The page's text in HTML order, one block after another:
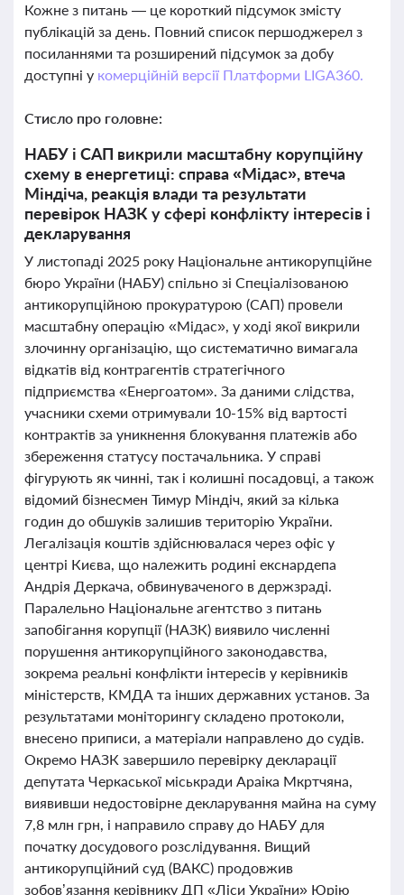
Кожне з питань — це короткий підсумок змісту
публікацій за день. Повний список першоджерел з
посиланнями та розширений підсумок за добу
доступні у комерційній версії Платформи LIGA360.
Стисло про головне:
НАБУ і САП викрили масштабну корупційну
схему в енергетиці: справа «Мідас», втеча
Міндіча, реакція влади та результати
перевірок НАЗК у сфері конфлікту інтересів і
декларування
У листопаді 2025 року Національне антикорупційне
бюро України (НАБУ) спільно зі Спеціалізованою
антикорупційною прокуратурою (САП) провели
масштабну операцію «Мідас», у ході якої викрили
злочинну організацію, що систематично вимагала
відкатів від контрагентів стратегічного
підприємства «Енергоатом». За даними слідства,
учасники схеми отримували 10-15% від вартості
контрактів за уникнення блокування платежів або
збереження статусу постачальника. У справі
фігурують як чинні, так і колишні посадовці, а також
відомий бізнесмен Тимур Міндіч, який за кілька
годин до обшуків залишив територію України.
Легалізація коштів здійснювалася через офіс у
центрі Києва, що належить родині екснардепа
Андрія Деркача, обвинуваченого в держзраді.
Паралельно Національне агентство з питань
запобігання корупції (НАЗК) виявило численні
порушення антикорупційного законодавства,
зокрема реальні конфлікти інтересів у керівників
міністерств, КМДА та інших державних установ. За
результатами моніторингу складено протоколи,
внесено приписи, а матеріали направлено до судів.
Окремо НАЗК завершило перевірку декларації
депутата Черкаської міськради Араіка Мкртчяна,
виявивши недостовірне декларування майна на суму
7,8 млн грн, і направило справу до НАБУ для
початку досудового розслідування. Вищий
антикорупційний суд (ВАКС) продовжив
зобов’язання керівнику ДП «Ліси України» Юрію